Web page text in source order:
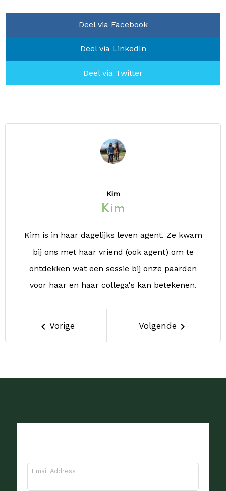
Deel via Facebook
Deel via LinkedIn
Deel via Twitter
Kim
Kim
Kim is in haar dagelijks leven agent. Ze kwam
bij ons met haar vriend (ook agent) om te
ontdekken wat een sessie bij onze paarden
voor haar en haar collega's kan betekenen.
keyboard_arrow_leftVorige Volgende keyboard_arrow_right
Email Address